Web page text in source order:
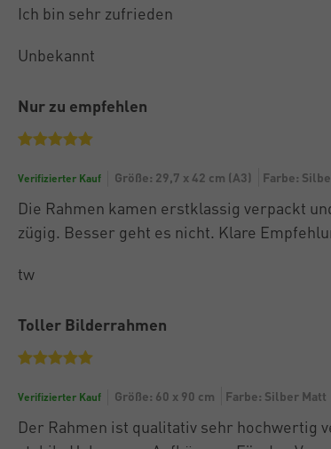
Ich bin sehr zufrieden
Unbekannt
Nur zu empfehlen
Verifizierter Kauf Größe: 29,7 x 42 cm (A3) Farbe:
Die Rahmen kamen erstklassig verpackt
zügig. Besser geht es nicht. Klare
tw
Toller Bilderrahmen
Verifizierter Kauf Größe: 60 x 90 cm Farbe: Silber Matt
Der Rahmen ist qualitativ sehr hochwertig